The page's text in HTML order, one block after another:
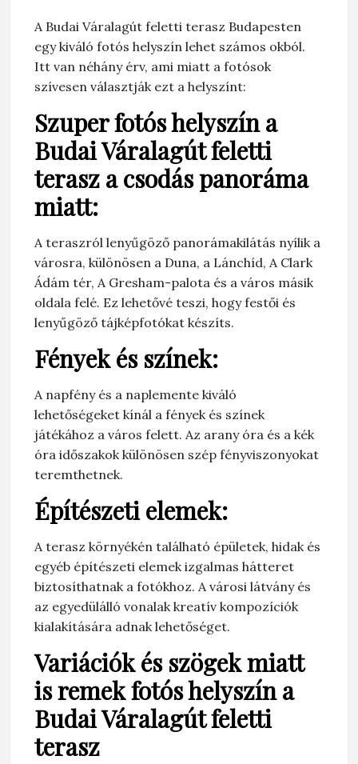
A Budai Váralagút feletti terasz Budapesten
egy kiváló fotós helyszín lehet számos okból.
Itt van néhány érv, ami miatt a fotósok
szívesen választják ezt a helyszínt:
Szuper fotós helyszín a
Budai Váralagút feletti
terasz a csodás panoráma
miatt:
A teraszról lenyűgöző panorámakilátás nyílik a
városra, különösen a Duna, a Lánchíd, A Clark
Ádám tér, A Gresham-palota és a város másik
oldala felé. Ez lehetővé teszi, hogy festői és
lenyűgöző tájképfotókat készíts.
Fények és színek:
A napfény és a naplemente kiváló
lehetőségeket kínál a fények és színek
játékához a város felett. Az arany óra és a kék
óra időszakok különösen szép fényviszonyokat
teremthetnek.
Építészeti elemek:
A terasz környékén található épületek, hidak és
egyéb építészeti elemek izgalmas hátteret
biztosíthatnak a fotókhoz. A városi látvány és
az egyedülálló vonalak kreatív kompozíciók
kialakítására adnak lehetőséget.
Variációk és szögek miatt
is remek fotós helyszín a
Budai Váralagút feletti
terasz